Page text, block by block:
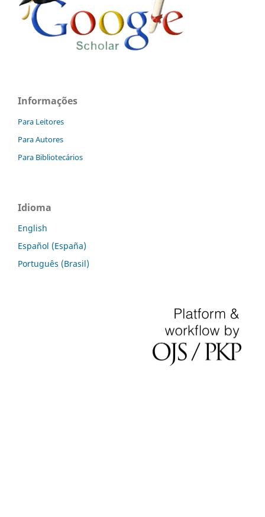
Informações
Para Leitores
Para Autores
Para Bibliotecários
Idioma
English
Español (España)
Português (Brasil)